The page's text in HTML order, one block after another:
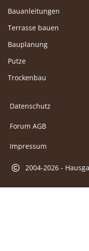
Bauanleitungen
Terrasse bauen
Bauplanung
Putze
Trockenbau
Datenschutz
Forum AGB
Impressum
2004-2026 -